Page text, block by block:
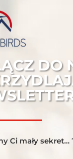
DO
Ci mały